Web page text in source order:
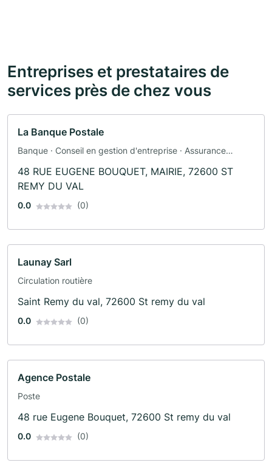
Entreprises et prestataires de
services près de chez vous
La Banque Postale
Banque · Conseil en gestion d'entreprise · Assurance
48 RUE EUGENE BOUQUET, MAIRIE, 72600 ST
REMY DU VAL
0.0 (0)
Launay Sarl
Circulation routière
Saint Remy du val, 72600 St remy du val
0.0 (0)
Agence Postale
Poste
48 rue Eugene Bouquet, 72600 St remy du val
0.0 (0)